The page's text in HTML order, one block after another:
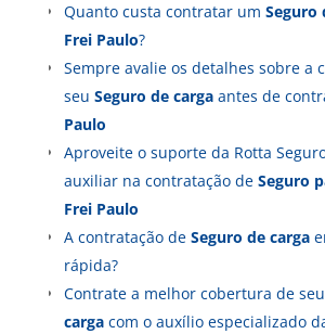
Quanto custa contratar um Seguro
Frei Paulo?
Sempre avalie os detalhes sobre a
seu Seguro de cargaantes de
Paulo
Aproveite o suporte da Rotta
auxiliar na contratação de Seguro
Frei Paulo
A contratação de Seguro de carga
rápida?
Contrate a melhor cobertura de seu
cargacom o auxílio especializado